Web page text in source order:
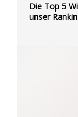
Die Top 5
unser